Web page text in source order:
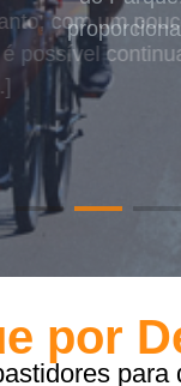
momentos de
e bem-estar para
por
para